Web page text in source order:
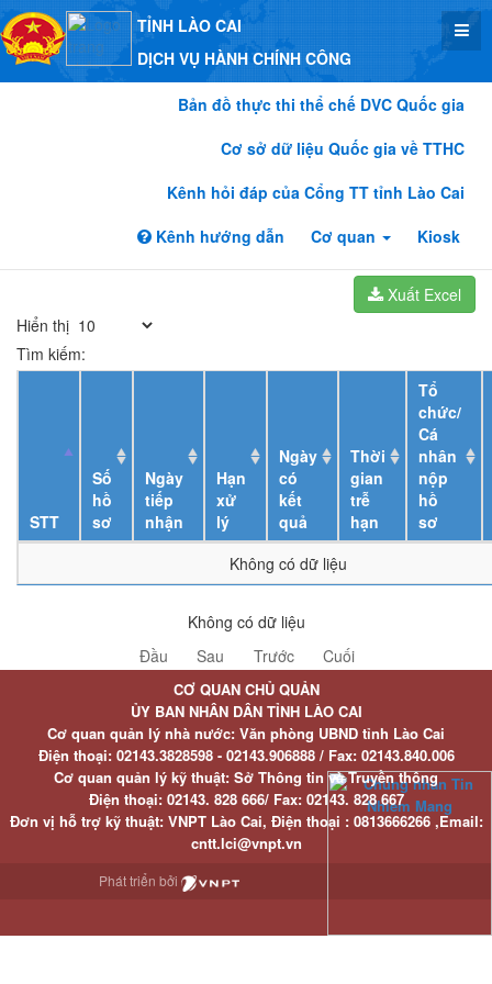
TỈNH LÀO CAI
DỊCH VỤ HÀNH CHÍNH CÔNG
Bản đồ thực thi thể chế DVC Quốc gia
Cơ sở dữ liệu Quốc gia về TTHC
Kênh hỏi đáp của Cổng TT tỉnh Lào Cai
Kênh hướng dẫn
Cơ quan Kiosk
Xuất Excel
Hiển thị
Tìm kiếm:
STT
Số
hồ
sơ
Ngày
tiếp
nhận
Hạn
xử
lý
Ngày
có
kết
quả
Thời
gian
trễ
hạn
Tổ
chức/
Cá
nhân
nộp
hồ
sơ
Không có dữ liệu
Không có dữ liệu
Đầu
Sau Trước Cuối
CƠ QUAN CHỦ QUẢN
ỦY BAN NHÂN DÂN TỈNH LÀO CAI
Cơ quan quản lý nhà nước: Văn phòng UBND tỉnh Lào Cai
Điện thoại:02143.3828598 - 02143.906888 / Fax:02143.840.006
Cơ quan quản lý kỹ thuật: Sở Thông tin và Truyền thông
Điện thoại:02143. 828 666/ Fax:02143. 828 667
Đơn vị hỗ trợ kỹ thuật: VNPT Lào Cai, Điện thoại : 0813666266 ,Email:
cntt.lci@vnpt.vn
Phát triển bởi